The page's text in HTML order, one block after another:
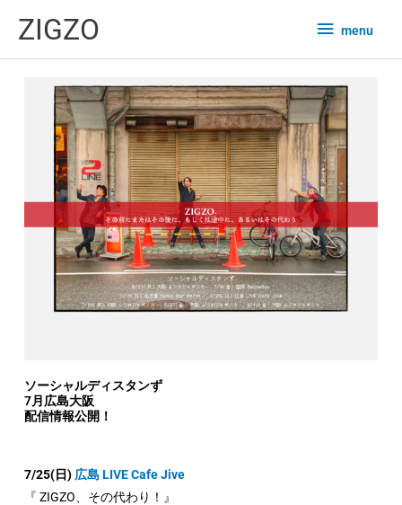
ZIGZO menu
menu
ソーシャルディスタンず
7月広島大阪
配信情報公開！
7/25(日) 広島 LIVE Cafe Jive
『 ZIGZO、その代わり！』